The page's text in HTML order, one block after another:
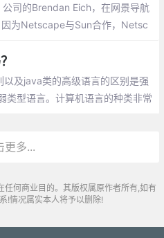
司的Brendan Eich，在网景导航
为Netscape与Sun合作，Netsc
较为接近
及java类的高级语言的区别是强
类型语言。计算机语言的种类非常
更多...
何商业目的。其版权属原作者所有,如有
!情况属实本人将予以删除!